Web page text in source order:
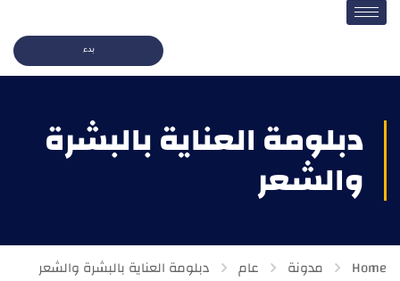
بدء
دبلومة العناية بالبشرة
والشعر
Home مدونة عام دبلومة العناية بالبشرة والشعر